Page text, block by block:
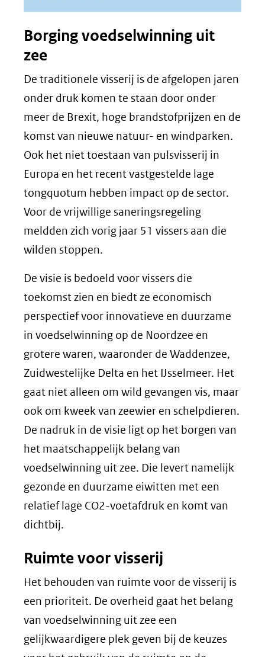
Borging voedselwinning uit
zee
De traditionele visserij is de afgelopen jaren
onder druk komen te staan door onder
meer de Brexit, hoge brandstofprijzen en de
komst van nieuwe natuur- en windparken.
Ook het niet toestaan van pulsvisserij in
Europa en het recent vastgestelde lage
tongquotum hebben impact op de sector.
Voor de vrijwillige saneringsregeling
meldden zich vorig jaar 51 vissers aan die
wilden stoppen.
De visie is bedoeld voor vissers die
toekomst zien en biedt ze economisch
perspectief voor innovatieve en duurzame
in voedselwinning op de Noordzee en
grotere waren, waaronder de Waddenzee,
Zuidwestelijke Delta en het IJsselmeer. Het
gaat niet alleen om wild gevangen vis, maar
ook om kweek van zeewier en schelpdieren.
De nadruk in de visie ligt op het borgen van
het maatschappelijk belang van
voedselwinning uit zee. Die levert namelijk
gezonde en duurzame eiwitten met een
relatief lage CO2-voetafdruk en komt van
dichtbij.
Ruimte voor visserij
Het behouden van ruimte voor de visserij is
een prioriteit. De overheid gaat het belang
van voedselwinning uit zee een
gelijkwaardigere plek geven bij de keuzes